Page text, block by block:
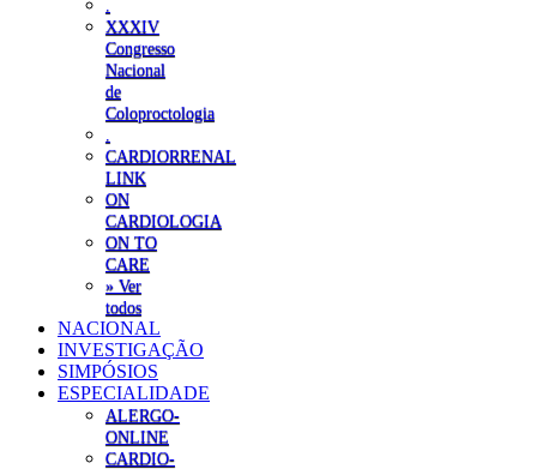
XXXIV
Congresso
Nacional
de
Coloproctologia
CARDIORRENAL
LINK
ON
CARDIOLOGIA
ON TO
CARE
» Ver
todos
NACIONAL
INVESTIGAÇÃO
SIMPÓSIOS
ESPECIALIDADE
ALERGO-
ONLINE
CARDIO-